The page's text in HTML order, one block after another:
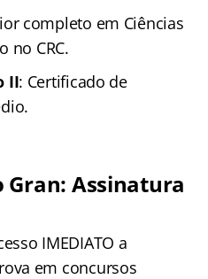
completo em Ciências
no CRC.
II: Certificado de
Gran: Assinatura
IMEDIATO a
em concursos